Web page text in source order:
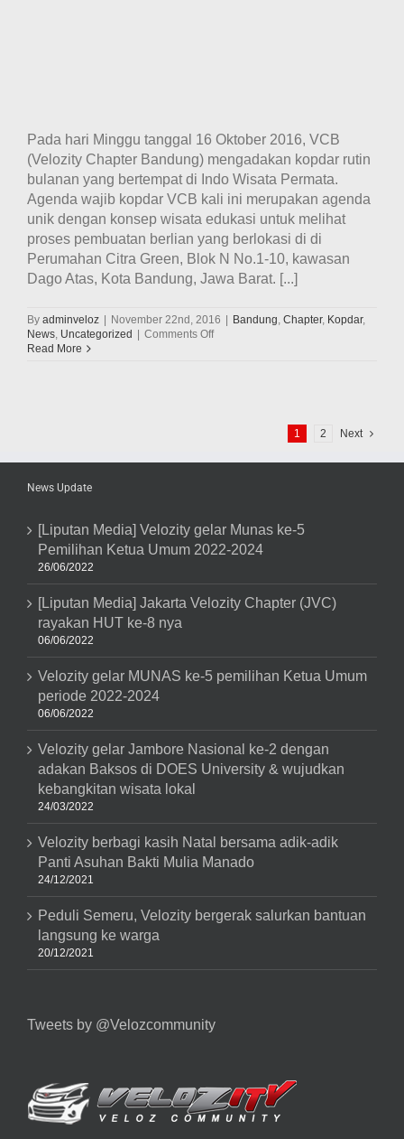
Pada hari Minggu tanggal 16 Oktober 2016, VCB
(Velozity Chapter Bandung) mengadakan kopdar rutin
bulanan yang bertempat di Indo Wisata Permata.
Agenda wajib kopdar VCB kali ini merupakan agenda
unik dengan konsep wisata edukasi untuk melihat
proses pembuatan berlian yang berlokasi di di
Perumahan Citra Green, Blok N No.1-10, kawasan
Dago Atas, Kota Bandung, Jawa Barat. [...]
By adminveloz | November 22nd, 2016 | Bandung Chapter, Kopdar,
News Uncategorized | Comments Offon
Chapter
Permata,
Bandung
Read More
1 2 Next
News Update
[Liputan Media] Velozity gelar Munas ke-5
Pemilihan Ketua Umum 2022-2024
26/06/2022
[Liputan Media] Jakarta Velozity Chapter (JVC)
rayakan HUT ke-8 nya
06/06/2022
Velozity gelar MUNAS ke-5 pemilihan Ketua Umum
periode 2022-2024
06/06/2022
Velozity gelar Jambore Nasional ke-2 dengan
adakan Baksos di DOES University & wujudkan
kebangkitan wisata lokal
24/03/2022
Velozity berbagi kasih Natal bersama adik-adik
Panti Asuhan Bakti Mulia Manado
24/12/2021
Peduli Semeru, Velozity bergerak salurkan bantuan
langsung ke warga
20/12/2021
Tweets by @Velozcommunity